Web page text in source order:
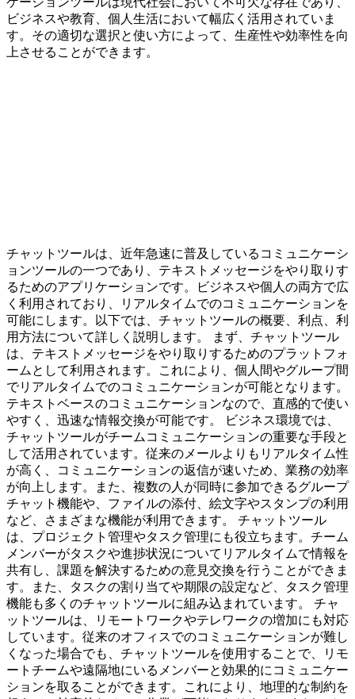
ビジネスや教育、個人生活において幅広く活用されていま
す。その適切な選択と使い方によって、生産性や効率性を向
上させることができます。
チャットツールは、近年急速に普及しているコミュニケーシ
ョンツールの一つであり、テキストメッセージをやり取りす
るためのアプリケーションです。ビジネスや個人の両方で広
く利用されており、リアルタイムでのコミュニケーションを
可能にします。以下では、チャットツールの概要、利点、利
用方法について詳しく説明します。 まず、チャットツール
は、テキストメッセージをやり取りするためのプラットフォ
ームとして利用されます。これにより、個人間やグループ間
でリアルタイムでのコミュニケーションが可能となります。
テキストベースのコミュニケーションなので、直感的で使い
やすく、迅速な情報交換が可能です。 ビジネス環境では、
チャットツールがチームコミュニケーションの重要な手段と
して活用されています。従来のメールよりもリアルタイム性
が高く、コミュニケーションの返信が速いため、業務の効率
が向上します。また、複数の人が同時に参加できるグループ
チャット機能や、ファイルの添付、絵文字やスタンプの利用
など、さまざまな機能が利用できます。 チャットツール
は、プロジェクト管理やタスク管理にも役立ちます。チーム
メンバーがタスクや進捗状況についてリアルタイムで情報を
共有し、課題を解決するための意見交換を行うことができま
す。また、タスクの割り当てや期限の設定など、タスク管理
機能も多くのチャットツールに組み込まれています。 チャ
ットツールは、リモートワークやテレワークの増加にも対応
しています。従来のオフィスでのコミュニケーションが難し
くなった場合でも、チャットツールを使用することで、リモ
ートチームや遠隔地にいるメンバーと効果的にコミュニケー
ションを取ることができます。これにより、地理的な制約を